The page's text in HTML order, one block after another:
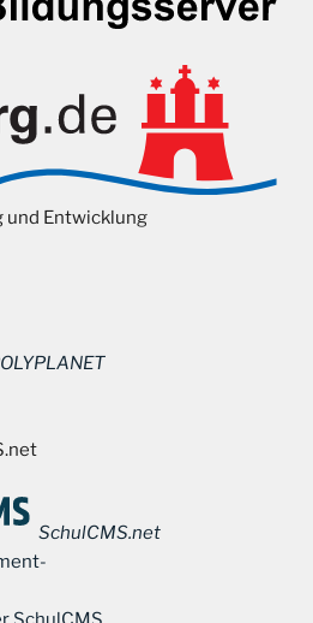
und Entwicklung
SchulCMS.net